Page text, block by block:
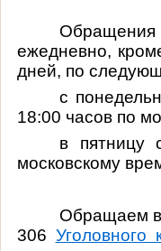
Обращения
ежедневно,
дней, по
с
18:00 часов по
в пятницу
московскому
Обращаем
306 Уголовного